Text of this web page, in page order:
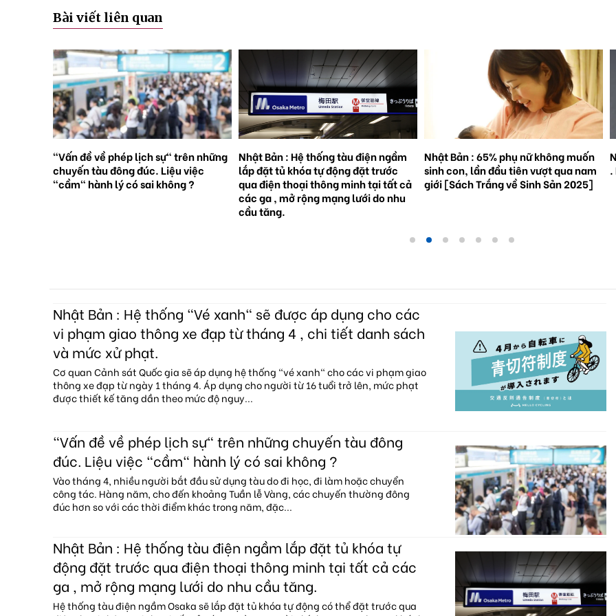
Bài viết liên quan
Nhật Bản : Hệ thống tàu điện ngầm
lắp đặt tủ khóa tự động đặt trước
qua điện thoại thông minh tại tất cả
Nhật Bản : 65% phụ nữ không muốn
sinh con, lần đầu tiên vượt qua nam
giới [Sách Trắng về Sinh Sản 2025]
Natto trở thành hiện tượng toàn cầu
. Bối cảnh và triển vọng tương lai.
Nhật Bản : Hệ thống "Vé xanh" sẽ được áp dụng cho các
vi phạm giao thông xe đạp từ tháng 4 , chi tiết danh sách
và mức xử phạt.
Cơ quan Cảnh sát Quốc gia sẽ áp dụng hệ thống "vé xanh" cho các vi phạm giao
thông xe đạp từ ngày 1 tháng 4. Áp dụng cho người từ 16 tuổi trở lên, mức phạt
được thiết kế tăng dần theo mức độ nguy...
"Vấn đề về phép lịch sự" trên những chuyến tàu đông
đúc. Liệu việc "cầm" hành lý có sai không ?
Vào tháng 4, nhiều người bắt đầu sử dụng tàu do đi học, đi làm hoặc chuyển
công tác. Hàng năm, cho đến khoảng Tuần lễ Vàng, các chuyến thường đông
đúc hơn so với các thời điểm khác trong năm, đặc...
Nhật Bản : Hệ thống tàu điện ngầm lắp đặt tủ khóa tự
động đặt trước qua điện thoại thông minh tại tất cả các
ga , mở rộng mạng lưới do nhu cầu tăng.
Hệ thống tàu điện ngầm Osaka sẽ lắp đặt tủ khóa tự động có thể đặt trước qua